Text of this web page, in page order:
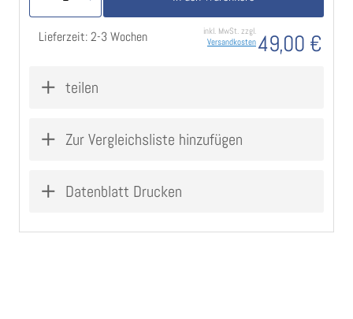
Lieferzeit: 2-3 Wochen 49,00 €
inkl. MwSt. zzgl.
Versandkosten
teilen
Zur Vergleichsliste hinzufügen
Datenblatt Drucken